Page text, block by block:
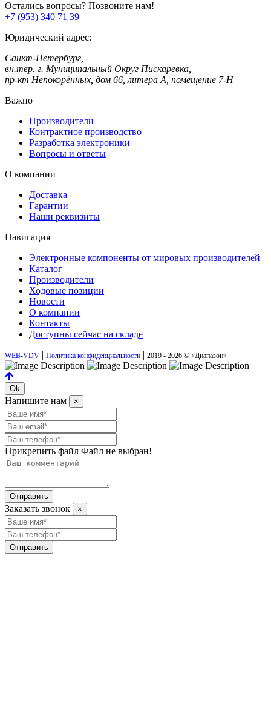
Остались вопросы? Позвоните нам!
+7 (953) 340 71 39
Юридический адрес:
Санкт-Петербург,
вн.тер. г. Муниципальный Округ Пискаревка,
пр-кт Непокорённых, дом 66, литера А, помещение 7-Н
Важно
Производители
Контрактное производство
Разработка электроники
Вопросы и ответы
О компании
Доставка
Гарантии
Наши реквизиты
Навигация
Электронные компоненты от мировых производителей
Каталог
Производители
Ходовые позиции
Новости
О компании
Контакты
Доступны сейчас на складе
WEB-VDV | Политика конфиденциальности | 2019 - 2026 © «Диапазон»
Ok
Напишите нам ×
Прикрепить файл Файл не выбран!
Отправить
Заказать звонок ×
Отправить